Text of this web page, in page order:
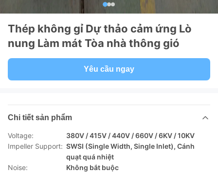
Thép không gỉ Dự thảo cảm ứng Lò
nung Làm mát Tòa nhà thông gió
Yêu cầu ngay
Chi tiết sản phẩm
Voltage:
380V / 415V / 440V / 660V / 6KV / 10KV
Impeller Support: SWSI (Single Width, Single Inlet), Cánh
quạt quá nhiệt
Noise:
Không bắt buộc